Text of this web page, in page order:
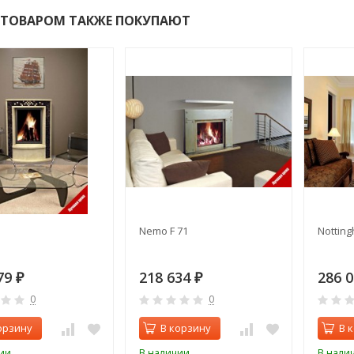
ТАКЖЕ ПОКУПАЮТ
₽
0
Nemo F 71
218 634 ₽
0
В корзину
286
В